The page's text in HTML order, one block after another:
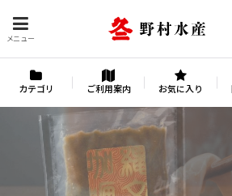
メニュー
カテゴリ ご利用案内 お気に入り